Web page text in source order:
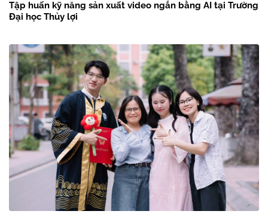
Tập huấn kỹ năng sản xuất video ngắn bằng AI tại Trường
Đại học Thủy lợi